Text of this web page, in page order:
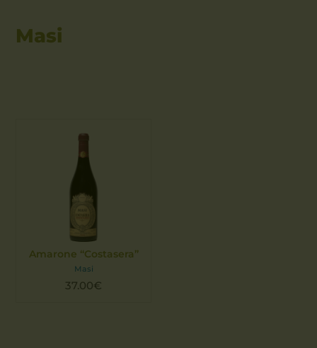
Masi
Amarone “Costasera”
37.00€
Masi